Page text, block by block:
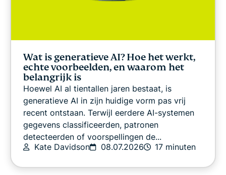
Wat is generatieve AI? Hoe het werkt,
echte voorbeelden, en waarom het
belangrijk is
Hoewel AI al tientallen jaren bestaat, is
generatieve AI in zijn huidige vorm pas vrij
recent ontstaan. Terwijl eerdere AI-systemen
gegevens classificeerden, patronen
detecteerden of voorspellingen de...
Kate Davidson
08.07.2026 17 minuten